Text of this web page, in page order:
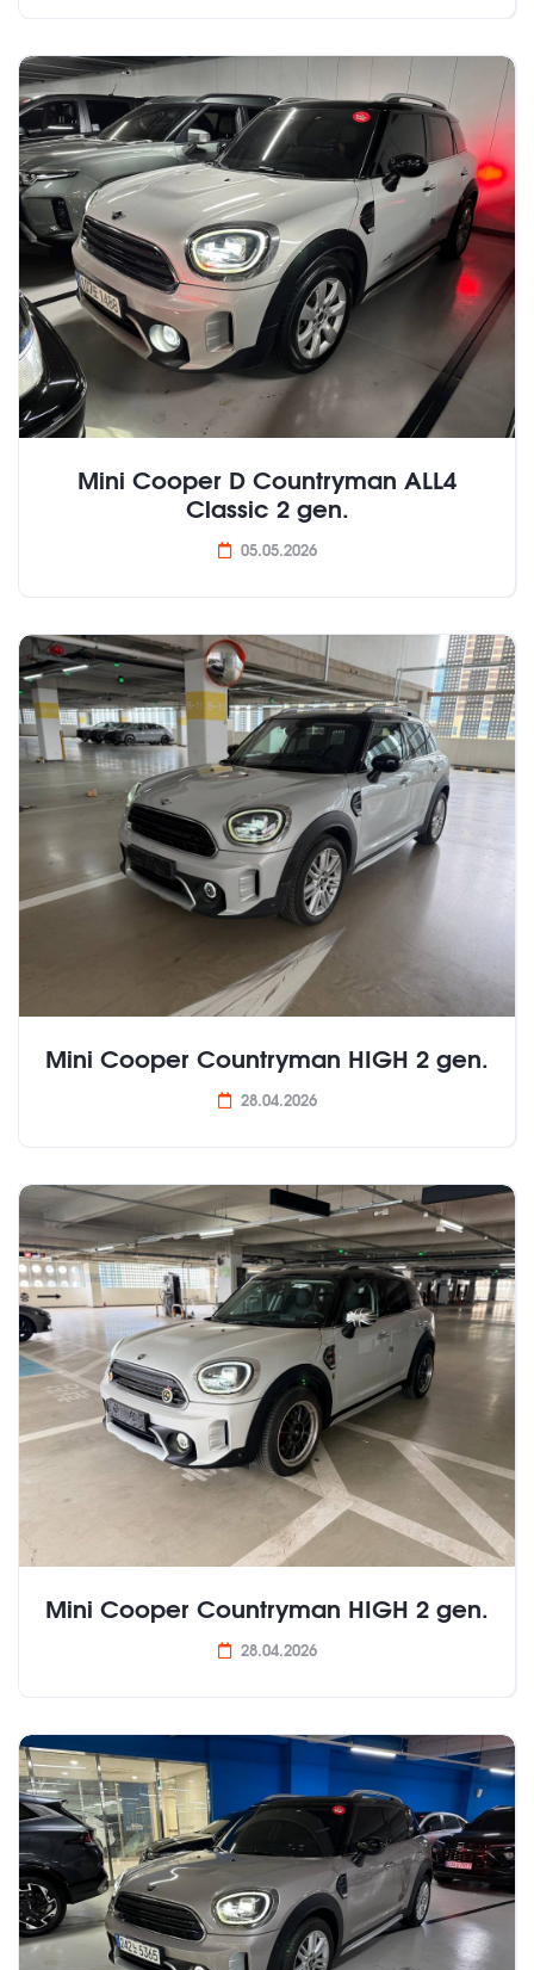
Mini Cooper D Countryman ALL4
Classic 2 gen.
05.05.2026
Mini Cooper Countryman HIGH 2 gen.
28.04.2026
Mini Cooper Countryman HIGH 2 gen.
28.04.2026